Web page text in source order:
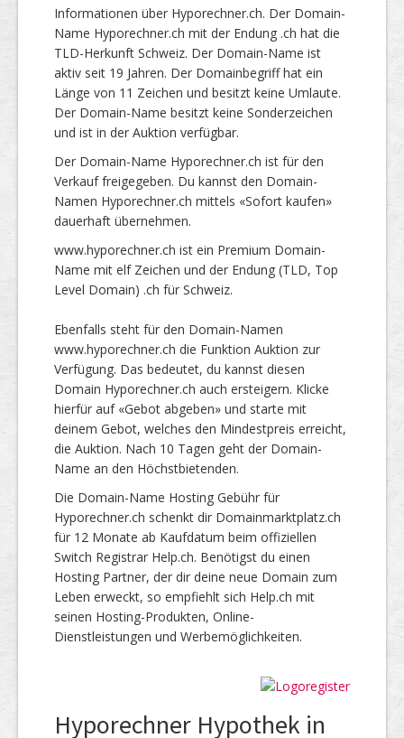
Informationen über Hyporechner.ch. Der Domain-
Name Hyporechner.ch mit der Endung .ch hat die
TLD-Herkunft Schweiz. Der Domain-Name ist
aktiv seit 19 Jahren. Der Domainbegriff hat ein
Länge von 11 Zeichen und besitzt keine Umlaute.
Der Domain-Name besitzt keine Sonderzeichen
und ist in der Auktion verfügbar.
Der Domain-Name Hyporechner.ch ist für den
Verkauf freigegeben. Du kannst den Domain-
Namen Hyporechner.ch mittels «Sofort kaufen»
dauerhaft übernehmen.
www.hyporechner.ch ist ein Premium Domain-
Name mit elf Zeichen und der Endung (TLD, Top
Level Domain) .ch für Schweiz.
Ebenfalls steht für den Domain-Namen
www.hyporechner.ch die Funktion Auktion zur
Verfügung. Das bedeutet, du kannst diesen
Domain Hyporechner.ch auch ersteigern. Klicke
hierfür auf «Gebot abgeben» und starte mit
deinem Gebot, welches den Mindestpreis erreicht,
die Auktion. Nach 10 Tagen geht der Domain-
Name an den Höchstbietenden.
Die Domain-Name Hosting Gebühr für
Hyporechner.ch schenkt dir Domainmarktplatz.ch
für 12 Monate ab Kaufdatum beim offiziellen
Switch Registrar Help.ch. Benötigst du einen
Hosting Partner, der dir deine neue Domain zum
Leben erweckt, so empfiehlt sich Help.ch mit
seinen Hosting-Produkten, Online-
Dienstleistungen und Werbemöglichkeiten.
Hyporechner Hypothek in